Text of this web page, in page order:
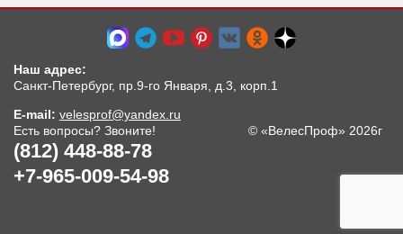
Наш адрес:
Санкт-Петербург, пр.9-го Января, д.3, корп.1
E-mail: velesprof@yandex.ru
Есть вопросы? Звоните!
(812) 448-88-78
+7-965-009-54-98
© «ВелесПроф» 2026г